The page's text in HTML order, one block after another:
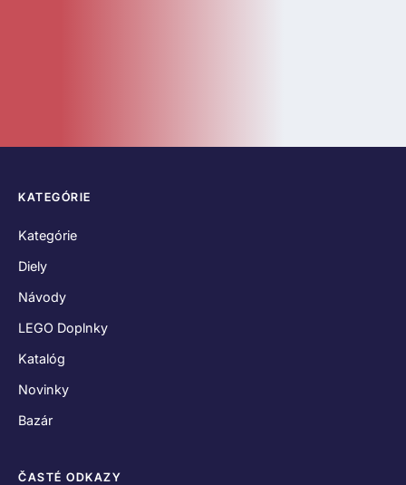
KATEGÓRIE
Kategórie
Diely
Návody
LEGO Doplnky
Katalóg
Novinky
Bazár
ČASTÉ ODKAZY